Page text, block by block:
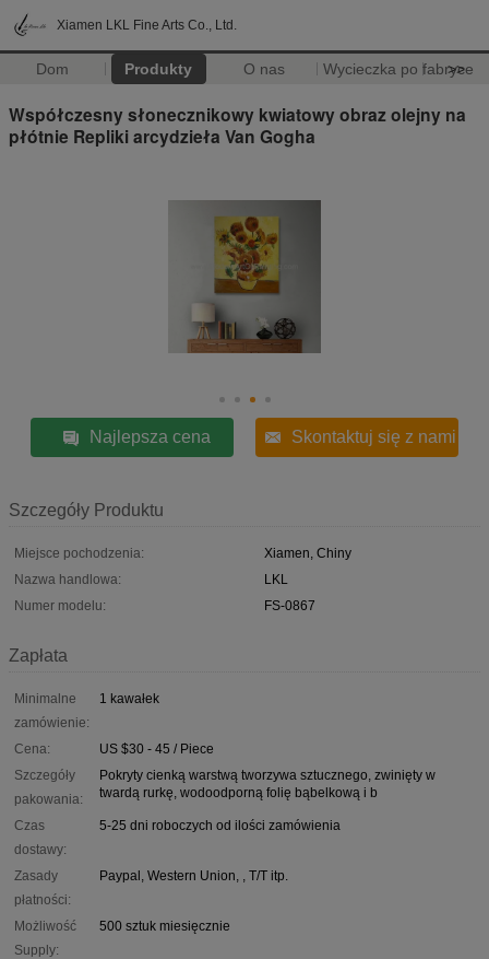
Xiamen LKL Fine Arts Co., Ltd.
Dom Produkty O nas Wycieczka po fabryce
>>
Współczesny słonecznikowy kwiatowy obraz olejny na
płótnie Repliki arcydzieła Van Gogha
Najlepsza cena Skontaktuj się z nami
Szczegóły Produktu
Miejsce pochodzenia:
Xiamen, Chiny
Nazwa handlowa:
LKL
Numer modelu:
FS-0867
Zapłata
Minimalne
zamówienie:
1 kawałek
Cena:
US $30 - 45 / Piece
Szczegóły
pakowania:
Pokryty cienką warstwą tworzywa sztucznego, zwinięty w
twardą rurkę, wodoodporną folię bąbelkową i b
Czas
dostawy:
5-25 dni roboczych od ilości zamówienia
Zasady
płatności:
Paypal, Western Union, , T/T itp.
Możliwość
Supply:
500 sztuk miesięcznie